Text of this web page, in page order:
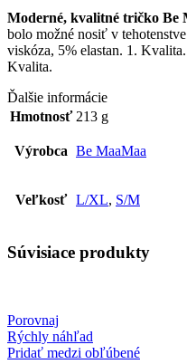
Moderné, kvalitné tričko Be
bolo možné nosiť v
viskóza, 5% elastan. 1. Kvalita.
Kvalita.
Ďalšie informácie
Hmotnosť 213 g
Výrobca Be MaaMaa
Veľkosť L/XL, S/M
Súvisiace produkty
Porovnaj
Rýchly náhľad
Pridať medzi obľúbené